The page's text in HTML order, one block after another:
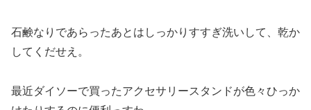
石鹸なりであらったあとはしっかりすすぎ洗いして、乾か
してくだせえ。
最近ダイソーで買ったアクセサリースタンドが色々ひっか